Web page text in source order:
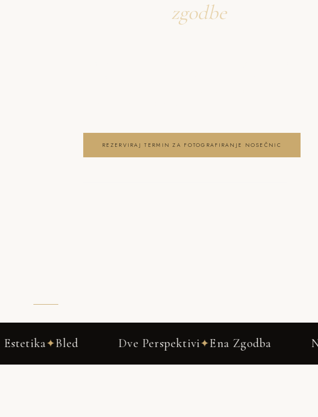
zgodbe
o fotografiranje nosečnic
REZERVIRAJ TERMIN ZA FOTOGRAFIRANJE NOSEČNIC
Dve Perspektivi Ena Zgodba Nosečniško